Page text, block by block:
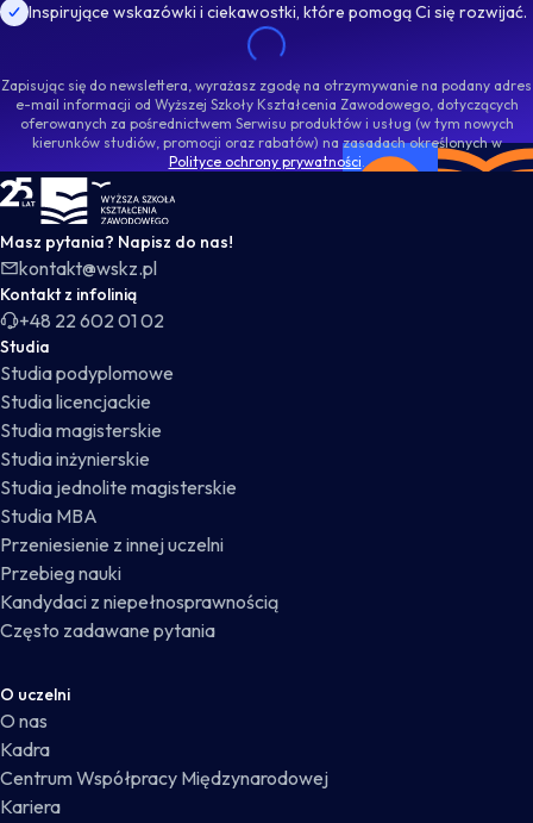
Inspirujące wskazówki i ciekawostki, które pomogą Ci się rozwijać.
Zapisując się do newslettera, wyrażasz zgodę na otrzymywanie na podany adres
e-mail informacji od Wyższej Szkoły Kształcenia Zawodowego, dotyczących
oferowanych za pośrednictwem Serwisu produktów i usług (w tym nowych
kierunków studiów, promocji oraz rabatów) na zasadach określonych w
Polityce ochrony prywatności.
WSKZ - strona główna
Masz pytania? Napisz do nas!
kontakt@wskz.pl
Kontakt z infolinią
+48 22 602 01 02
Studia
Studia podyplomowe
Studia licencjackie
Studia magisterskie
Studia inżynierskie
Studia jednolite magisterskie
Studia MBA
Przeniesienie z innej uczelni
Przebieg nauki
Kandydaci z niepełnosprawnością
Często zadawane pytania
O uczelni
O nas
Kadra
Centrum Współpracy Międzynarodowej
Kariera